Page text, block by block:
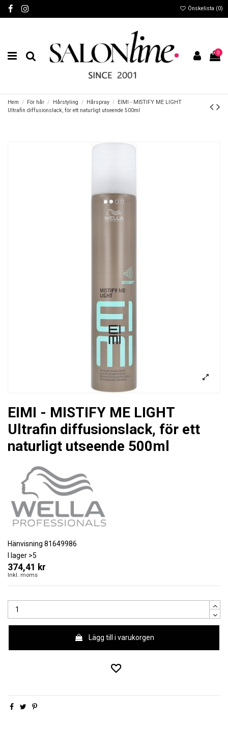
Önskelista (0)
0
Hem För hår Hårstyling Hårspray
EIMI - MISTIFY ME LIGHT
Ultrafin diffusionslack, för ett naturligt utseende 500ml
EIMI - MISTIFY ME LIGHT
Ultrafin diffusionslack, för ett
naturligt utseende 500ml
Hänvisning 81649986
I lager >5
374,41 kr
Inkl. moms
Lägg till i varukorgen